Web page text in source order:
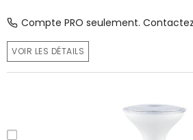
Compte PRO seulement.
VOIR LES DÉTAILS